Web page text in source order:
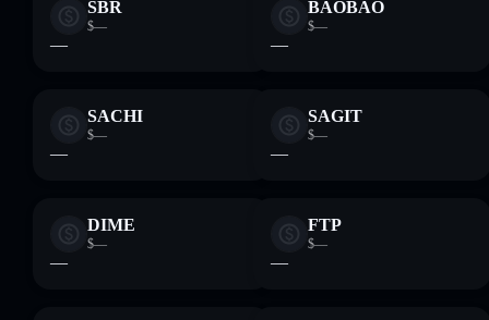
SBR
$—
—
BAOBAO
$—
—
SACHI
$—
—
SAGIT
$—
—
DIME
$—
—
FTP
$—
—